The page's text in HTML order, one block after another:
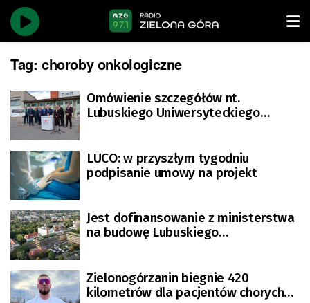
Tag: choroby onkologiczne
Omówienie szczegółów nt.
Lubuskiego Uniwersyteckiego
LUCO: w przyszłym tygodniu
podpisanie umowy na projekt
Jest dofinansowanie z ministerstwa
na budowę Lubuskiego
Zielonogórzanin biegnie 420
kilometrów dla pacjentów chorych